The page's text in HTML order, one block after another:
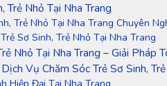
Trẻ Nhỏ Tại Nha Trang
Trẻ Nhỏ Tại Nha Trang Chuyên
Sơ Sinh, Trẻ Nhỏ Tại Nha Trang
Nhỏ Tại Nha Trang – Giải Pháp
Vụ Chăm Sóc Trẻ Sơ Sinh,